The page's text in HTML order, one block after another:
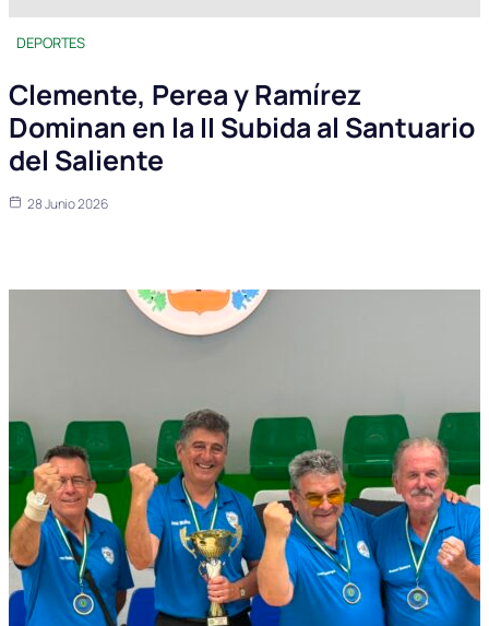
DEPORTES
Clemente, Perea y Ramírez
Dominan en la II Subida al Santuario
del Saliente
28 Junio 2026